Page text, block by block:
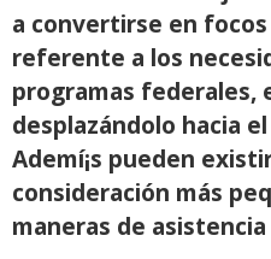
a convertirse en
referente a los
programas federales,
desplazándolo hacia
Ademí¡s pueden
consideración más
maneras de